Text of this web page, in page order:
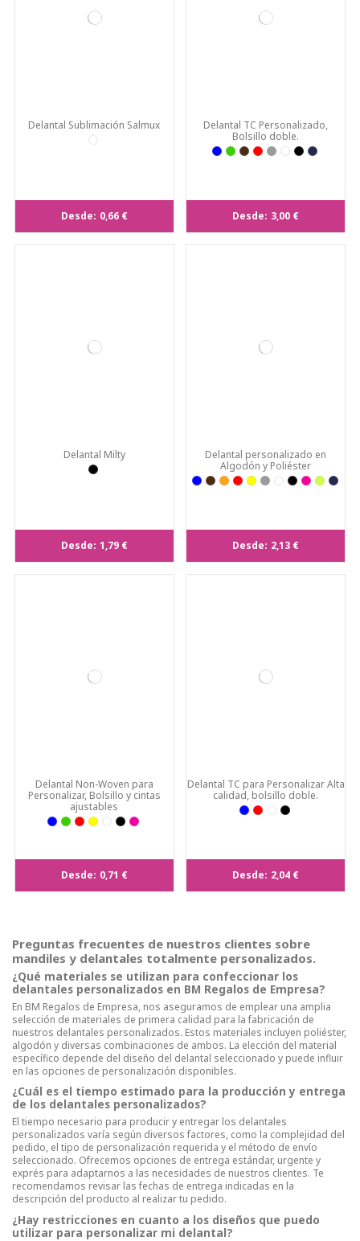
Delantal Sublimación Salmux
Desde: 0,66 €
Delantal TC Personalizado,
Bolsillo doble.
Desde: 3,00 €
Delantal Milty
Desde: 1,79 €
Delantal personalizado en
Algodón y Poliéster
Desde: 2,13 €
Delantal Non-Woven para
Personalizar, Bolsillo y cintas
ajustables
Desde: 0,71 €
Delantal TC para Personalizar Alta
calidad, bolsillo doble.
Desde: 2,04 €
Preguntas frecuentes de nuestros clientes sobre
mandiles y delantales totalmente personalizados.
¿Qué materiales se utilizan para confeccionar los
delantales personalizados en BM Regalos de Empresa?
En BM Regalos de Empresa, nos aseguramos de emplear una amplia
selección de materiales de primera calidad para la fabricación de
nuestros delantales personalizados. Estos materiales incluyen poliéster,
algodón y diversas combinaciones de ambos. La elección del material
específico depende del diseño del delantal seleccionado y puede influir
en las opciones de personalización disponibles.
¿Cuál es el tiempo estimado para la producción y entrega
de los delantales personalizados?
El tiempo necesario para producir y entregar los delantales
personalizados varía según diversos factores, como la complejidad del
pedido, el tipo de personalización requerida y el método de envío
seleccionado. Ofrecemos opciones de entrega estándar, urgente y
exprés para adaptarnos a las necesidades de nuestros clientes. Te
recomendamos revisar las fechas de entrega indicadas en la
descripción del producto al realizar tu pedido.
¿Hay restricciones en cuanto a los diseños que puedo
utilizar para personalizar mi delantal?